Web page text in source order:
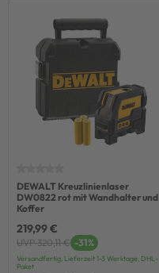
DEWALT Kreuzlinienlaser
DW0822 rot mit Wandhalter und
Koffer
219,99 €
UVP 320,11 € -31%
Versandfertig, Lieferzeit 1-3 Werktage, DHL-
Paket